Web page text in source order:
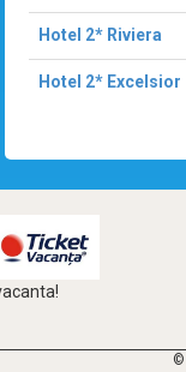
Hotel 2* Riviera
Hotel 2* Excelsior
©